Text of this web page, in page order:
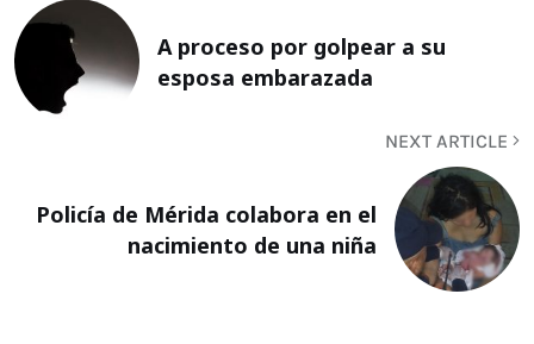
A proceso por golpear a su
esposa embarazada
NEXT ARTICLE
Policía de Mérida colabora en el
nacimiento de una niña